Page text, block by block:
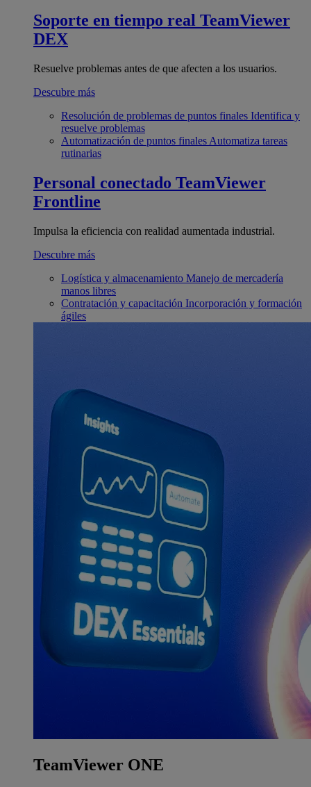
Soporte en tiempo real TeamViewer
DEX
Resuelve problemas antes de que afecten a los usuarios.
Descubre más
Resolución de problemas de puntos finales Identifica y
resuelve problemas
Automatización de puntos finales Automatiza tareas
rutinarias
Personal conectado TeamViewer
Frontline
Impulsa la eficiencia con realidad aumentada industrial.
Descubre más
Logística y almacenamiento Manejo de mercadería
manos libres
Contratación y capacitación Incorporación y formación
ágiles
TeamViewer ONE